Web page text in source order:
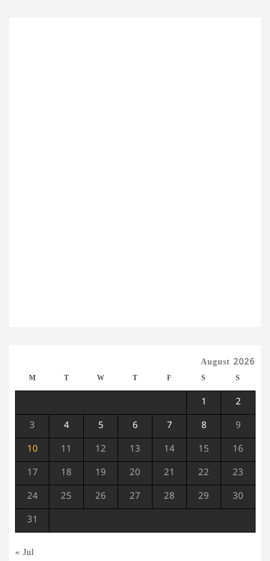
August 2026
M T W T F S S
1 2
3 4 5 6 7 8 9
10 11 12 13 14 15 16
17 18 19 20 21 22 23
24 25 26 27 28 29 30
31
« Jul